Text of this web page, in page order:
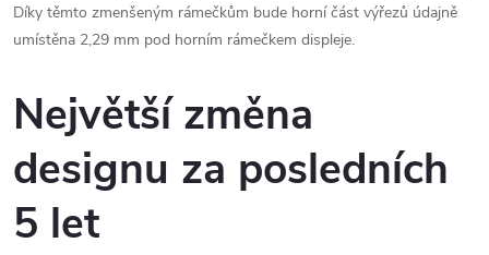
Díky těmto zmenšeným rámečkům bude horní část výřezů údajně
umístěna 2,29 mm pod horním rámečkem displeje.
Největší změna
designu za posledních
5 let